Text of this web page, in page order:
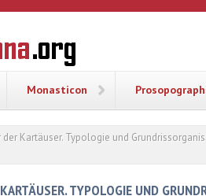
Monasticon
der Kartäuser. Typologie und
TYPOLOGIE UND